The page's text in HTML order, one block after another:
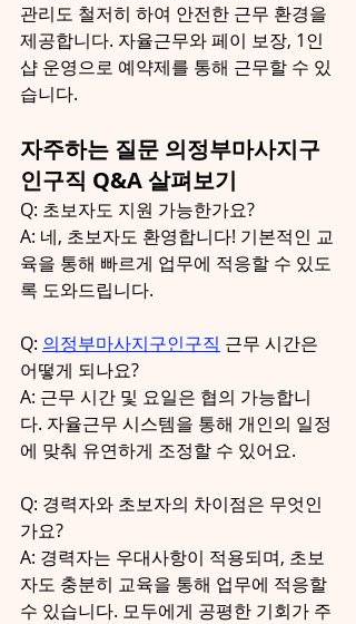
관리도 철저히 하여 안전한 근무 환경을
제공합니다. 자율근무와 페이 보장, 1인
샵 운영으로 예약제를 통해 근무할 수 있
습니다.
자주하는 질문 의정부마사지구
인구직 Q&A 살펴보기
Q: 초보자도 지원 가능한가요?
A: 네, 초보자도 환영합니다! 기본적인 교
육을 통해 빠르게 업무에 적응할 수 있도
록 도와드립니다.
Q: 의정부마사지구인구직 근무 시간은
어떻게 되나요?
A: 근무 시간 및 요일은 협의 가능합니
다. 자율근무 시스템을 통해 개인의 일정
에 맞춰 유연하게 조정할 수 있어요.
Q: 경력자와 초보자의 차이점은 무엇인
가요?
A: 경력자는 우대사항이 적용되며, 초보
자도 충분히 교육을 통해 업무에 적응할
수 있습니다. 모두에게 공평한 기회가 주